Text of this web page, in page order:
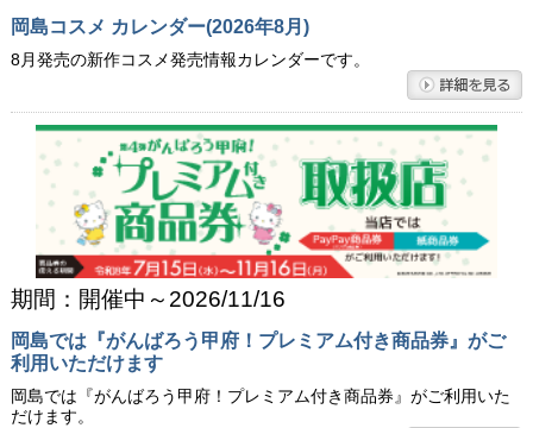
岡島コスメ カレンダー(2026年8月)
8月発売の新作コスメ発売情報カレンダーです。
期間：開催中～2026/11/16
岡島では『がんばろう甲府！プレミアム付き商品券』がご
利用いただけます
岡島では『がんばろう甲府！プレミアム付き商品券』がご利用いた
だけます。